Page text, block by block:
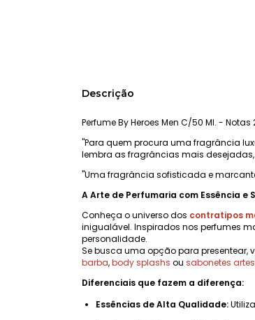
Descrição
Perfume By Heroes Men C/50 Ml. -
"Para quem procura uma fragrância
lembra as fragrâncias mais
"Uma fragrância sofisticada e
A Arte de Perfumaria com Essência e
Conheça o universo dos contratipos
inigualável. Inspirados nos perfumes
personalidade.
Se busca uma opção para presentear,
barba,body splashs ou sabonetes
Diferenciais que fazem a diferença:
Essências de Alta Qualidade: